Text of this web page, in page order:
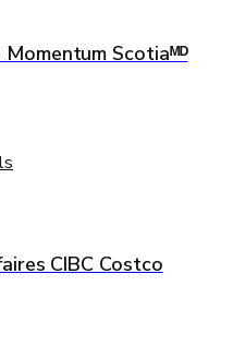
Scotiaᴹᴰ
CIBC Costco